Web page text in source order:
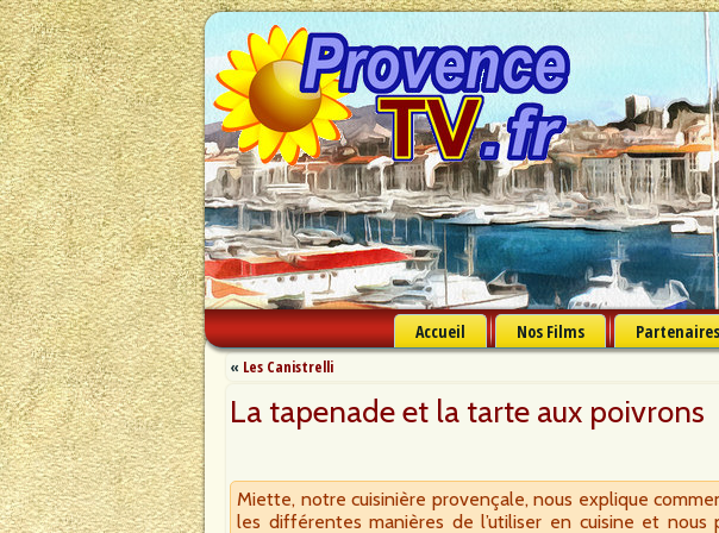
Accueil Nos Films Partenaires
« Les Canistrelli
La tapenade et la tarte aux poivrons
Miette, notre cuisinière provençale, nous explique
les différentes manières de l’utiliser en cuisine et